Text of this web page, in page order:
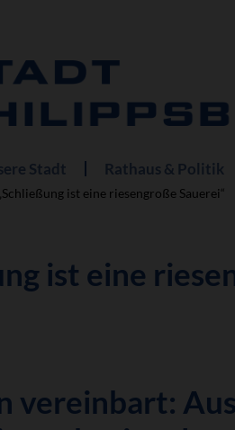
Stadt Rathaus & Politik
„Schließung ist eine riesengroße Sauerei“
ist eine
vereinbart: